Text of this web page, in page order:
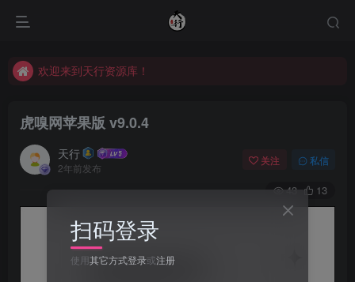
欢迎来到天行资源库！
虎嗅网苹果版 v9.0.4
天行
2年前发布
关注 私信
43 13
扫码登录
使用其它方式登录或注册